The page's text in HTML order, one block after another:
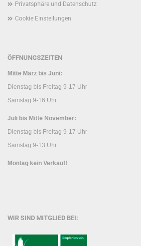
Privatsphäre und Datenschutz
Cookie Einstellungen
ÖFFNUNGSZEITEN
Mitte März bis Juni:
Dienstag bis Freitag 9-17 Uhr
Samstag 9-16 Uhr
Juli bis Mitte November:
Dienstag bis Freitag 9-17 Uhr
Samstag 9-13 Uhr
Montag kein Verkauf!
WIR SIND MITGLIED BEI: